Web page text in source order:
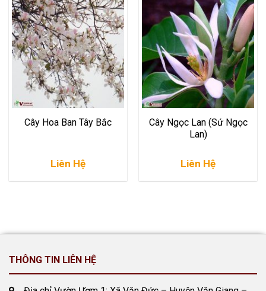
Cây Hoa Ban Tây Bắc
Liên Hệ
Cây Ngọc Lan (Sứ Ngọc
Lan)
Liên Hệ
THÔNG TIN LIÊN HỆ